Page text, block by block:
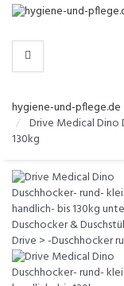
-
KATEGORIEN
hygiene-und-pflege.de
Drive Medical Dino
130kg